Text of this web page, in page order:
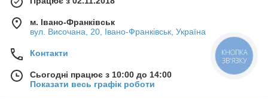
м. Івано-Франківськ
вул. Височана, 20, Івано-Франківськ, Україна
Контакти
Сьогодні працює з 10:00 до 14:00
Показати весь графік роботи
КНОПКА
ЗВ'ЯЗКУ